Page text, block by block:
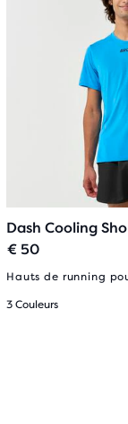
Dash Cooling
€ 50
Hauts de running
3 Couleurs